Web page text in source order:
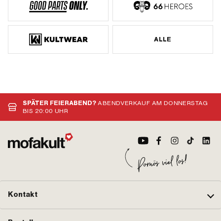
ALLE
SPÄTER FEIERABEND?ABENDVERKAUF AM DONNERSTAG
BIS 20:00 UHR
Kontakt